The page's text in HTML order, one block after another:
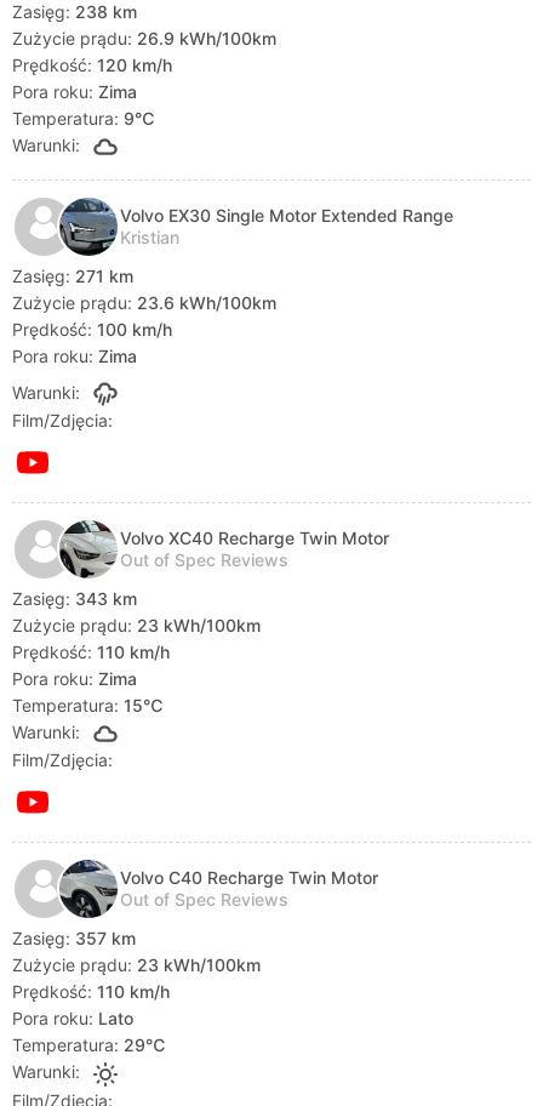
Zasięg: 238 km
Zużycie prądu: 26.9 kWh/100km
Prędkość: 120 km/h
Pora roku: Zima
Temperatura: 9℃
Warunki:
Volvo EX30 Single Motor Extended Range
Kristian
Zasięg: 271 km
Zużycie prądu: 23.6 kWh/100km
Prędkość: 100 km/h
Pora roku: Zima
Warunki:
Film/Zdjęcia:
Volvo XC40 Recharge Twin Motor
Out of Spec Reviews
Zasięg: 343 km
Zużycie prądu: 23 kWh/100km
Prędkość: 110 km/h
Pora roku: Zima
Temperatura: 15℃
Warunki:
Film/Zdjęcia:
Volvo C40 Recharge Twin Motor
Out of Spec Reviews
Zasięg: 357 km
Zużycie prądu: 23 kWh/100km
Prędkość: 110 km/h
Pora roku: Lato
Temperatura: 29℃
Warunki:
Film/Zdjęcia: